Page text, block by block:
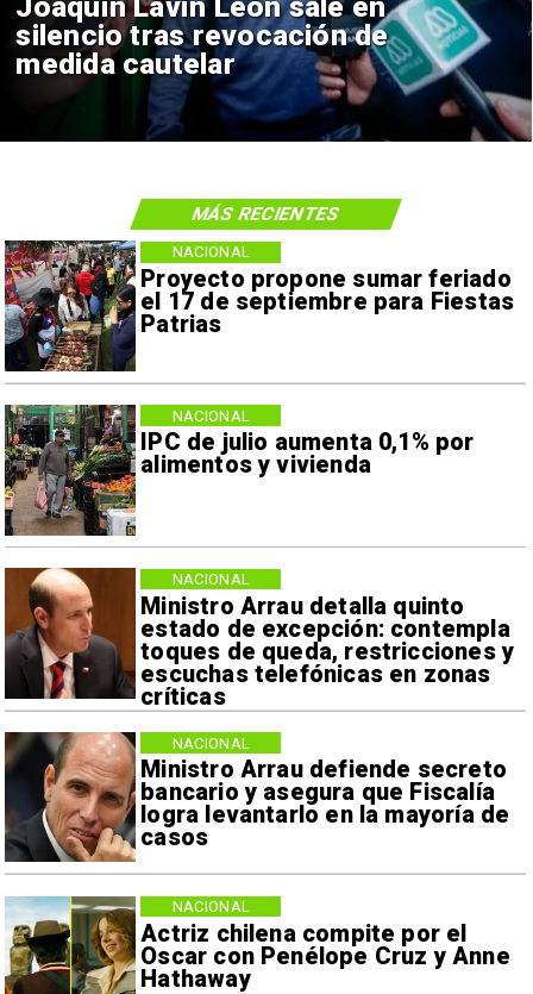
silencio tras revocación de
medida cautelar
Proyecto propone sumar feriado
el 17 de septiembre para Fiestas
Patrias
NACIONAL
IPC de julio aumenta 0,1% por
alimentos y vivienda
NACIONAL
Ministro Arrau detalla quinto
estado de excepción: contempla
toques de queda, restricciones y
escuchas telefónicas en zonas
críticas
NACIONAL
Ministro Arrau defiende secreto
bancario y asegura que Fiscalía
logra levantarlo en la mayoría de
casos
NACIONAL
Actriz chilena compite por el
Oscar con Penélope Cruz y Anne
Hathaway
NACIONAL
MÁS RECIENTES